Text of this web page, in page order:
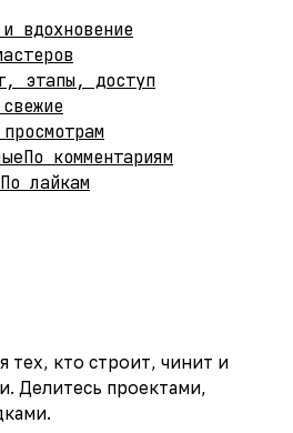
вдохновение
этапы, доступ
По комментариям
По лайкам
тех, кто строит, чинит и
Делитесь проектами,